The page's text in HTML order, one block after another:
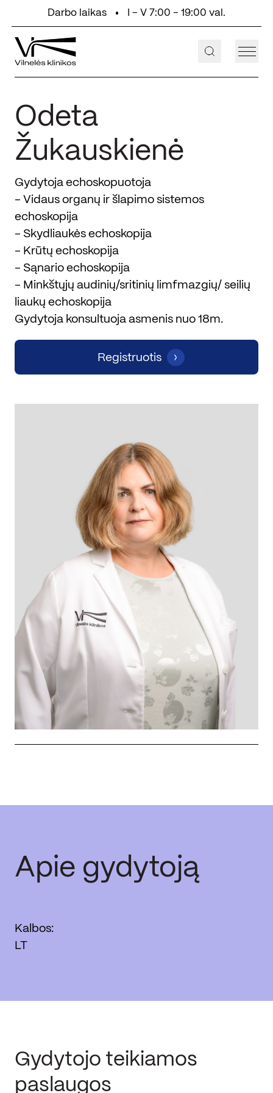
Eiti prie turinioDarbo laikas I - V 7:00 - 19:00 val.
+370 647 55 000
Odeta
Žukauskienė
Gydytoja echoskopuotoja
- Vidaus organų ir šlapimo sistemos
echoskopija
- Skydliaukės echoskopija
- Krūtų echoskopija
- Sąnario echoskopija
- Minkštųjų audinių/sritinių limfmazgių/ seilių
liaukų echoskopija
Gydytoja konsultuoja asmenis nuo 18m.
Registruotis
Apie gydytoją
Kalbos:
LT
Gydytojo teikiamos
paslaugos